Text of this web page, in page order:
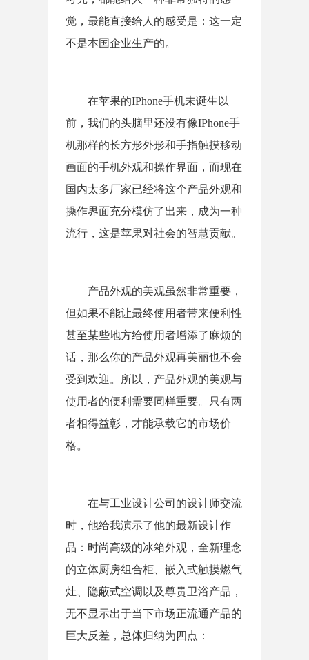
觉，最能直接给人的感受是：这一定
不是本国企业生产的。
在苹果的IPhone手机未诞生以
前，我们的头脑里还没有像IPhone手
机那样的长方形外形和手指触摸移动
画面的手机外观和操作界面，而现在
国内太多厂家已经将这个产品外观和
操作界面充分模仿了出来，成为一种
流行，这是苹果对社会的智慧贡献。
产品外观的美观虽然非常重要，
但如果不能让最终使用者带来便利性
甚至某些地方给使用者增添了麻烦的
话，那么你的产品外观再美丽也不会
受到欢迎。所以，产品外观的美观与
使用者的便利需要同样重要。只有两
者相得益彰，才能承载它的市场价
格。
在与工业设计公司的设计师交流
时，他给我演示了他的最新设计作
品：时尚高级的冰箱外观，全新理念
的立体厨房组合柜、嵌入式触摸燃气
灶、隐蔽式空调以及尊贵卫浴产品，
无不显示出于当下市场正流通产品的
巨大反差，总体归纳为四点：